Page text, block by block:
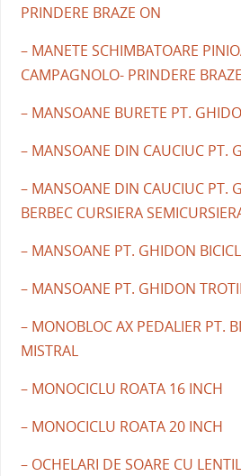
PRINDERE BRAZE ON
– MANETE SCHIMBATOARE
CAMPAGNOLO- PRINDERE
– MANSOANE BURETE PT.
– MANSOANE DIN CAUCIUC PT.
– MANSOANE DIN CAUCIUC PT.
BERBEC CURSIERA
– MANSOANE PT. GHIDON
– MANSOANE PT. GHIDON
– MONOBLOC AX PEDALIER PT.
MISTRAL
– MONOCICLU ROATA 16 INCH
– MONOCICLU ROATA 20 INCH
– OCHELARI DE SOARE CU